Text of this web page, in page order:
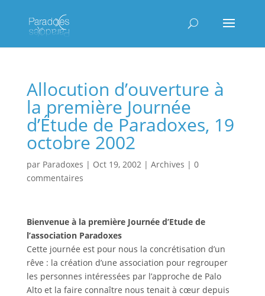
Allocution d’ouverture à
la première Journée
d’Étude de Paradoxes, 19
octobre 2002
par Paradoxes | Oct 19, 2002| Archives | 0
commentaires
Bienvenue à la première Journée d’Etude de
l’association Paradoxes
Cette journée est pour nous la concrétisation d’un
rêve : la création d’une association pour regrouper
les personnes intéressées par l’approche de Palo
Alto et la faire connaître nous tenait à cœur depuis